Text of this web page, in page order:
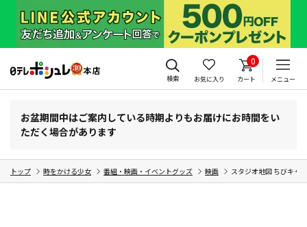
検索 お気に入り
0
カート メニュー
お盆期間中はご案内している時期よりもお届けにお時間をい
ただく場合があります
トップ 時をかける少女 番組・映画・イベントグッズ 映画 スタジオ地図 ちびキャ